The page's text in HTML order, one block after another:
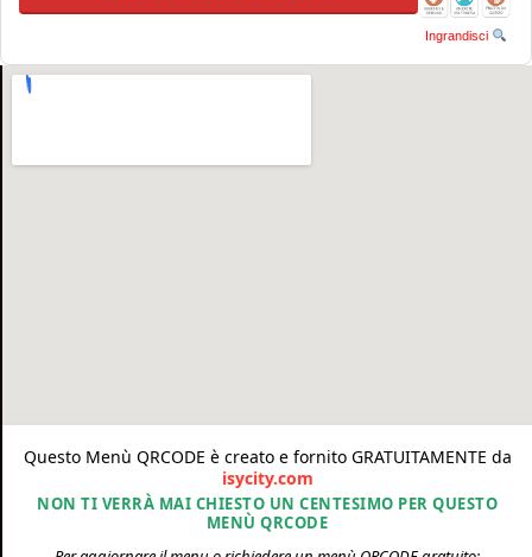
Ingrandisci
Questo Menù QRCODE è creato e fornito GRATUITAMENTE da
isycity.com
NON TI VERRÀ MAI CHIESTO UN CENTESIMO PER QUESTO
MENÙ QRCODE